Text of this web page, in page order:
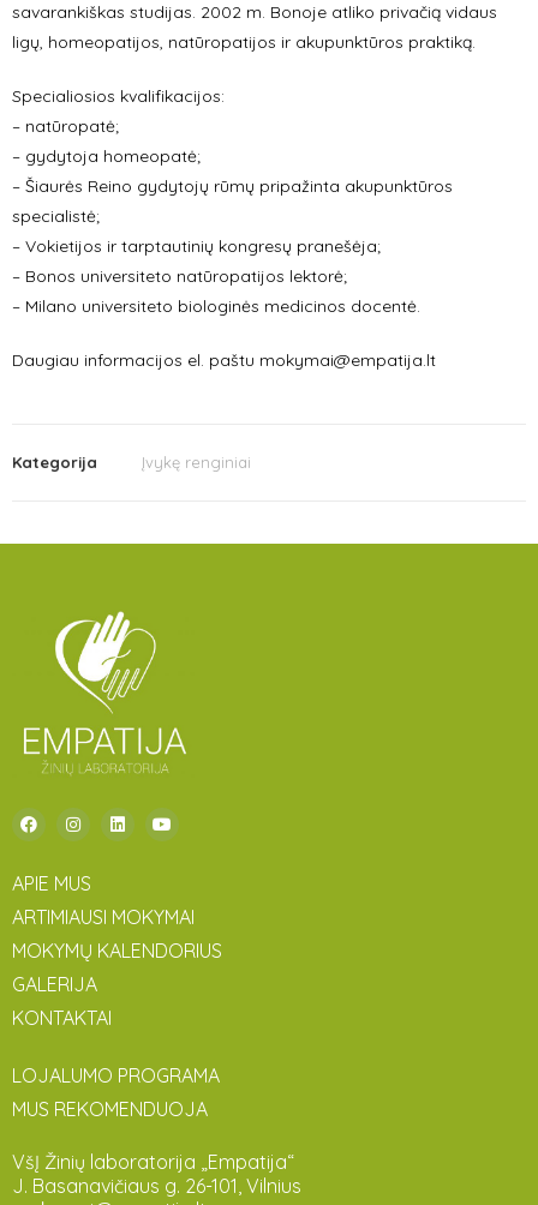
savarankiškas studijas. 2002 m. Bonoje atliko privačią vidaus
ligų, homeopatijos, natūropatijos ir akupunktūros praktiką.
Specialiosios kvalifikacijos:
– natūropatė;
– gydytoja homeopatė;
– Šiaurės Reino gydytojų rūmų pripažinta akupunktūros
specialistė;
– Vokietijos ir tarptautinių kongresų pranešėja;
– Bonos universiteto natūropatijos lektorė;
– Milano universiteto biologinės medicinos docentė.
Daugiau informacijos el. paštu mokymai@empatija.lt
Kategorija Įvykę renginiai
APIE MUS
ARTIMIAUSI MOKYMAI
MOKYMŲ KALENDORIUS
GALERIJA
KONTAKTAI
LOJALUMO PROGRAMA
MUS REKOMENDUOJA
VšĮ Žinių laboratorija „Empatija“
J. Basanavičiaus g. 26-101, Vilnius